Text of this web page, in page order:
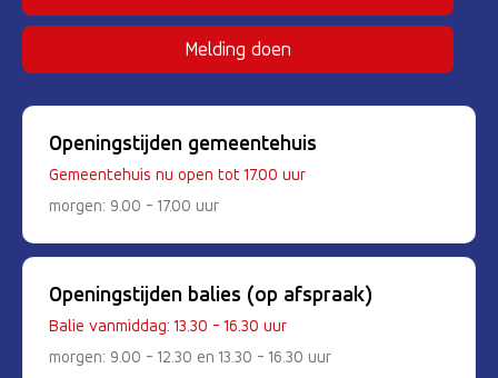
Melding doen
Openingstijden gemeentehuis
Gemeentehuis nu open tot 17.00 uur
morgen: 9.00 - 17.00 uur
Openingstijden balies (op afspraak)
Balie vanmiddag: 13.30 - 16.30 uur
morgen: 9.00 - 12.30 en 13.30 - 16.30 uur